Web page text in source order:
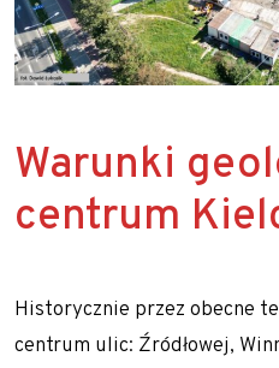
Warunki
centrum
Historycznie przez obecne
centrum ulic: Źródłowej,